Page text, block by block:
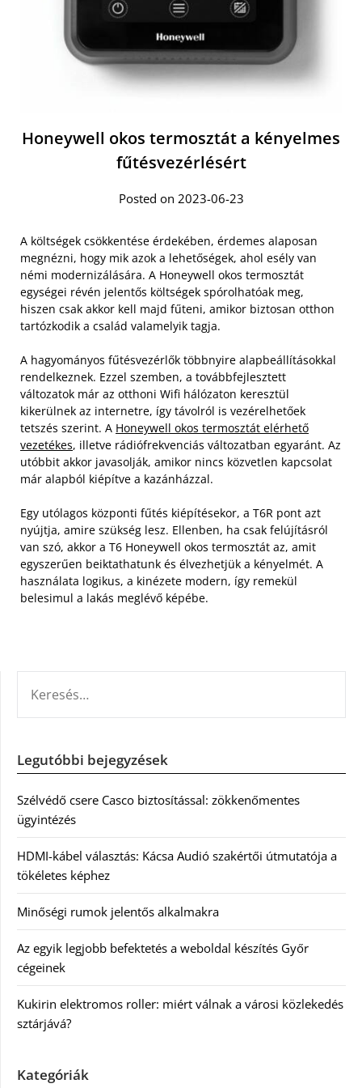
Honeywell okos termosztát a kényelmes
fűtésvezérlésért
Posted on 2023-06-23
A költségek csökkentése érdekében, érdemes alaposan
megnézni, hogy mik azok a lehetőségek, ahol esély van
némi modernizálására. A Honeywell okos termosztát
egységei révén jelentős költségek spórolhatóak meg,
hiszen csak akkor kell majd fűteni, amikor biztosan otthon
tartózkodik a család valamelyik tagja.
A hagyományos fűtésvezérlők többnyire alapbeállításokkal
rendelkeznek. Ezzel szemben, a továbbfejlesztett
változatok már az otthoni Wifi hálózaton keresztül
kikerülnek az internetre, így távolról is vezérelhetőek
tetszés szerint. A Honeywell okos termosztát elérhető
vezetékes, illetve rádiófrekvenciás változatban egyaránt. Az
utóbbit akkor javasolják, amikor nincs közvetlen kapcsolat
már alapból kiépítve a kazánházzal.
Egy utólagos központi fűtés kiépítésekor, a T6R pont azt
nyújtja, amire szükség lesz. Ellenben, ha csak felújításról
van szó, akkor a T6 Honeywell okos termosztát az, amit
egyszerűen beiktathatunk és élvezhetjük a kényelmét. A
használata logikus, a kinézete modern, így remekül
belesimul a lakás meglévő képébe.
Legutóbbi bejegyzések
Szélvédő csere Casco biztosítással: zökkenőmentes
ügyintézés
HDMI-kábel választás: Kácsa Audió szakértői útmutatója a
tökéletes képhez
Minőségi rumok jelentős alkalmakra
Az egyik legjobb befektetés a weboldal készítés Győr
cégeinek
Kukirin elektromos roller: miért válnak a városi közlekedés
sztárjává?
Kategóriák